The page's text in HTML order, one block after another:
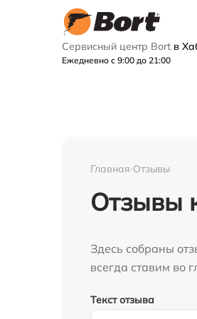
Сервисный центр Bort в
Ежедневно с 9:00 до 21:00
Главная›Отзывы
Отзывы
Здесь собраны
всегда ставим во
Текст отзыва